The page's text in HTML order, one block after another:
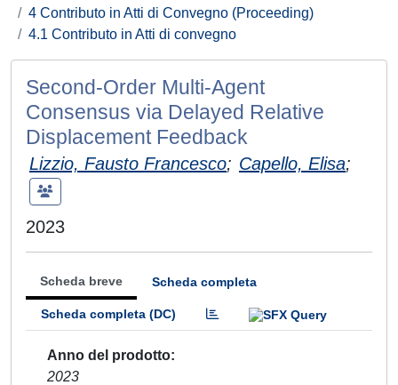
4 Contributo in Atti di Convegno (Proceeding)
4.1 Contributo in Atti di convegno
Second-Order Multi-Agent
Consensus via Delayed Relative
Displacement Feedback
Lizzio, Fausto Francesco; Capello, Elisa;
2023
Scheda breve Scheda completa
Scheda completa (DC)
Anno del prodotto
2023